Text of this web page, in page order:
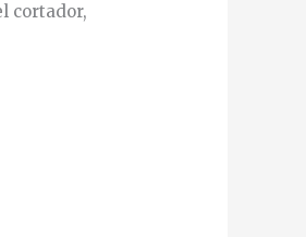
cortador,